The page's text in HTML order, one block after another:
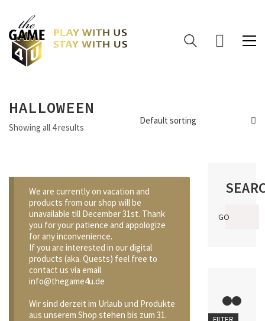
HALLOWEEN
Showing all 4 results
Default sorting
We are currently on vacation and
products from our shop will be
unavailable till December 31st. Thank
you for your patience and appologize
for any inconvenience.
If you are interested in our digital
products (aka. Quests) feel free to
contact us via email
info@thegame4u.de
Wir sind derzeit im Urlaub und Produkte
aus unserem Shop stehen bis zum 31.
for:
GO
Min
Max